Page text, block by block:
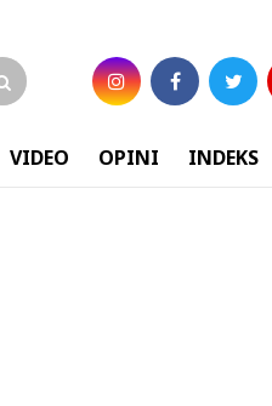
VIDEO OPINI INDEKS